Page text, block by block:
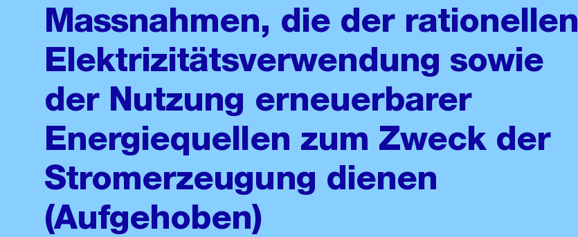
Massnahmen, die der rationellen
Elektrizitätsverwendung sowie
der Nutzung erneuerbarer
Energiequellen zum Zweck der
Stromerzeugung dienen
(Aufgehoben)